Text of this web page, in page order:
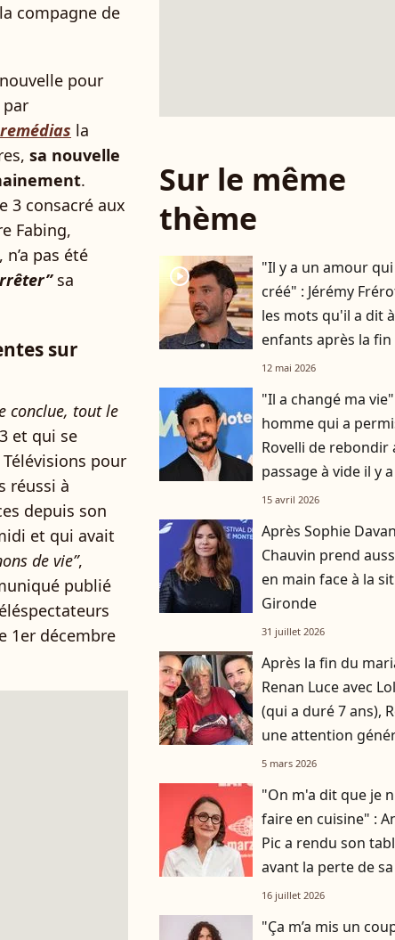
compagne de
pour
la
sa nouvelle
.
3 consacré aux
Fabing,
pas été
sa
sur
conclue, tout le
et qui se
pour
réussi à
depuis son
et qui avait
de vie”,
publié
1er décembre
Sur le même
thème
player2
"Il y a un amour
créé" : Jérémy
les mots qu'il a dit
enfants après la fin
histoire avec leur
12 mai 2026
"Il a changé ma
homme qui a
Rovelli de rebondir
passage à vide il y
15 avril 2026
Après Sophie
Chauvin prend
en main face à la
Gironde
31 juillet 2026
Après la fin du
Renan Luce avec
(qui a duré 7 ans),
une attention
sa fille
5 mars 2026
"On m'a dit que je
faire en cuisine" :
Pic a rendu son
avant la perte de
étoile
16 juillet 2026
"Ça m’a mis un